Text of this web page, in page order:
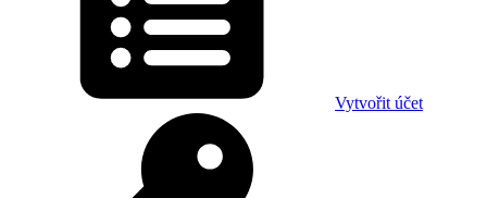
Vytvořit účet